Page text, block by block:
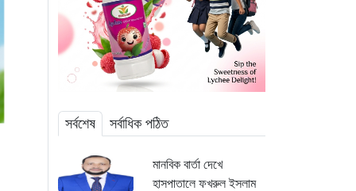
সর্বশেষ সর্বাধিক পঠিত
মানবিক বার্তা দেখে
হাসপাতালে ফখরুল ইসলাম